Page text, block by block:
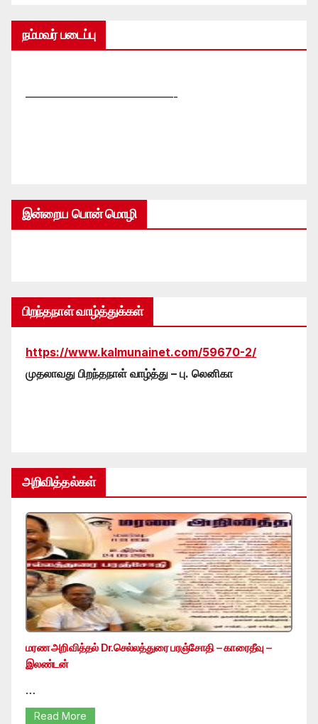
நம்மவர் படைப்பு
—————————————-
இன்றைய பொன் மொழி
பிறந்தநாள் வாழ்த்துக்கள்
https://www.kalmunainet.com/59670-2/
முதலாவது பிறந்தநாள் வாழ்த்து – பு. லெனிகா
அறிவித்தல்கள்
மரண அறிவித்தல் Dr.செல்லத்துரை பரஞ்சோதி – காரைதீவு –
இலண்டன்
…
Read More